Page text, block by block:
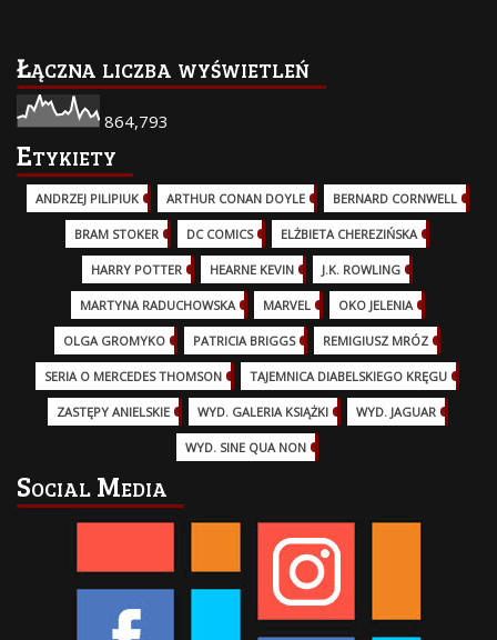
Łączna liczba wyświetleń
864,793
Etykiety
ANDRZEJ PILIPIUK (29)ARTHUR CONAN DOYLE BERNARD CORNWELL
BRAM STOKER DC COMICS (17)ELŻBIETA CHEREZIŃSKA
HARRY POTTER (13)HEARNE KEVIN J.K. ROWLING
MARTYNA RADUCHOWSKA MARVEL (32)OKO JELENIA
OLGA GROMYKO PATRICIA BRIGGS (12)REMIGIUSZ MRÓZ
SERIA O MERCEDES THOMSON (11)TAJEMNICA DIABELSKIEGO KRĘGU
ZASTĘPY ANIELSKIE WYD. GALERIA KSIĄŻKI WYD. JAGUAR
WYD. SINE QUA NON
Social Media